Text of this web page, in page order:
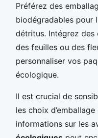
Préférez des
biodégradables pour
détritus. Intégrez des
des feuilles ou des
personnaliser vos
écologique.
Il est crucial de
les choix
informations sur les